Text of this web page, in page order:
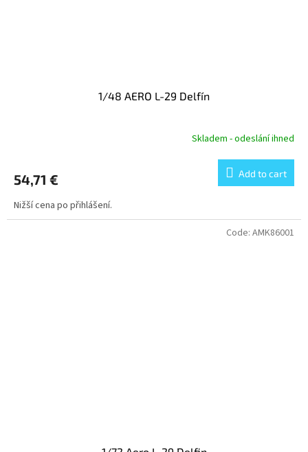
1/48 AERO L-29 Delfín
Skladem - odeslání ihned
54,71 € Add to cart
Nižší cena po přihlášení.
Code: AMK86001